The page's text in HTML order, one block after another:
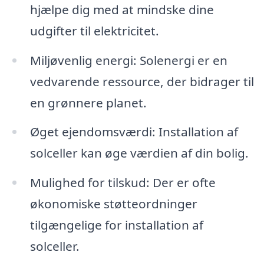
hjælpe dig med at mindske dine
udgifter til elektricitet.
Miljøvenlig energi: Solenergi er en
vedvarende ressource, der bidrager til
en grønnere planet.
Øget ejendomsværdi: Installation af
solceller kan øge værdien af din bolig.
Mulighed for tilskud: Der er ofte
økonomiske støtteordninger
tilgængelige for installation af
solceller.